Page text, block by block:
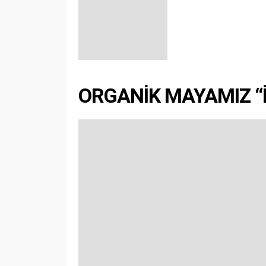
ORGANİK MAYAMIZ